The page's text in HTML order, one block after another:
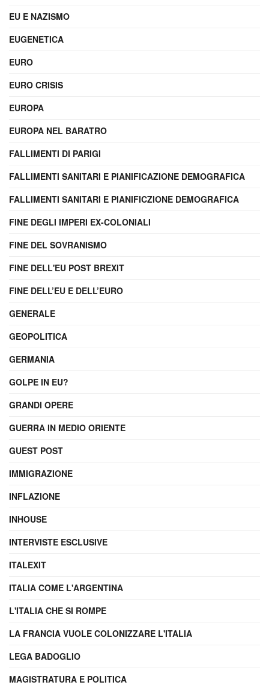
EU E NAZISMO
EUGENETICA
EURO
EURO CRISIS
EUROPA
EUROPA NEL BARATRO
FALLIMENTI DI PARIGI
FALLIMENTI SANITARI E PIANIFICAZIONE DEMOGRAFICA
FALLIMENTI SANITARI E PIANIFICZIONE DEMOGRAFICA
FINE DEGLI IMPERI EX-COLONIALI
FINE DEL SOVRANISMO
FINE DELL'EU POST BREXIT
FINE DELL’EU E DELL’EURO
GENERALE
GEOPOLITICA
GERMANIA
GOLPE IN EU?
GRANDI OPERE
GUERRA IN MEDIO ORIENTE
GUEST POST
IMMIGRAZIONE
INFLAZIONE
INHOUSE
INTERVISTE ESCLUSIVE
ITALEXIT
ITALIA COME L'ARGENTINA
L'ITALIA CHE SI ROMPE
LA FRANCIA VUOLE COLONIZZARE L'ITALIA
LEGA BADOGLIO
MAGISTRATURA E POLITICA